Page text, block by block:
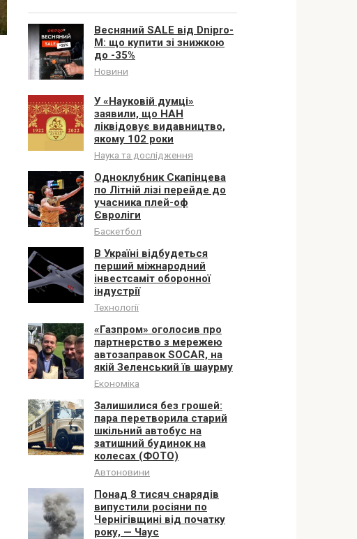
Весняний SALE від Dnipro-
M: що купити зі знижкою
до -35%
Новини
У «Науковій думці»
заявили, що НАН
ліквідовує видавництво,
якому 102 роки
Наука та дослідження
Одноклубник Скапінцева
по Літній лізі перейде до
учасника плей-оф
Євроліги
Баскетбол
В Україні відбудеться
перший міжнародний
інвестсаміт оборонної
індустрії
Технології
«Газпром» оголосив про
партнерство з мережею
автозаправок SOCAR, на
якій Зеленський їв шаурму
Економіка
Залишилися без грошей:
пара перетворила старий
шкільний автобус на
затишний будинок на
колесах (ФОТО)
Автоновини
Понад 8 тисяч снарядів
випустили росіяни по
Чернігівщині від початку
року, — Чаус